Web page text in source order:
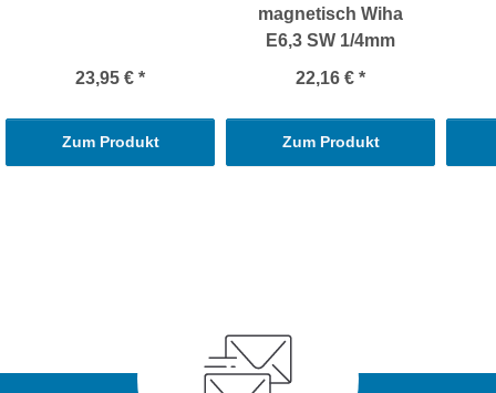
23,95 € *
Zum Produkt
magnetisch Wiha
E6,3 SW 1/4mm
22,16 € *
Zum Produkt